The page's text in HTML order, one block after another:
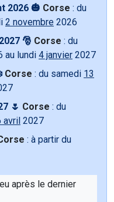
2026 🎃 Corse : du
2 novembre 2026
🎅 Corse : du
au lundi 4 janvier 2027
Corse : du samedi 13
🌷 Corse : du
avril 2027
: à partir du
après le dernier